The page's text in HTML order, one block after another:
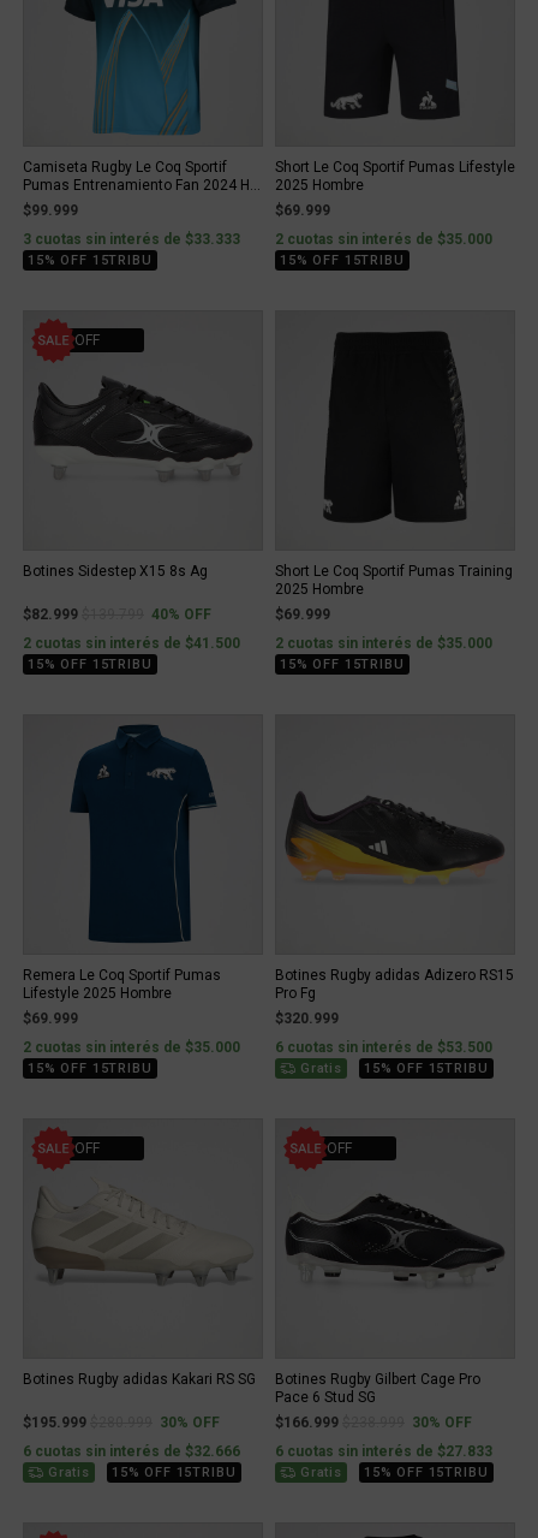
Camiseta Rugby Le Coq Sportif
Pumas Entrenamiento Fan 2024 H...
$99.999
3 cuotas sin interés de $33.333
15% OFF 15TRIBU
Short Le Coq Sportif Pumas Lifestyle
2025 Hombre
$69.999
2 cuotas sin interés de $35.000
15% OFF 15TRIBU
40% OFF
Botines Sidestep X15 8s Ag
$82.999 Price reduced from
to40% OFF
2 cuotas sin interés de $41.500
15% OFF 15TRIBU
Short Le Coq Sportif Pumas Training
2025 Hombre
$69.999
2 cuotas sin interés de $35.000
15% OFF 15TRIBU
Remera Le Coq Sportif Pumas
Lifestyle 2025 Hombre
$69.999
2 cuotas sin interés de $35.000
15% OFF 15TRIBU
Botines Rugby adidas Adizero RS15
Pro Fg
$320.999
6 cuotas sin interés de $53.500
Gratis 15% OFF 15TRIBU
30% OFF
Botines Rugby adidas Kakari RS SG
$195.999 Price reduced from
to30% OFF
6 cuotas sin interés de $32.666
Gratis 15% OFF 15TRIBU
30% OFF
Botines Rugby Gilbert Cage Pro
Pace 6 Stud SG
$166.999
Price reduced from
to30% OFF
6 cuotas sin interés de $27.833
Gratis 15% OFF 15TRIBU